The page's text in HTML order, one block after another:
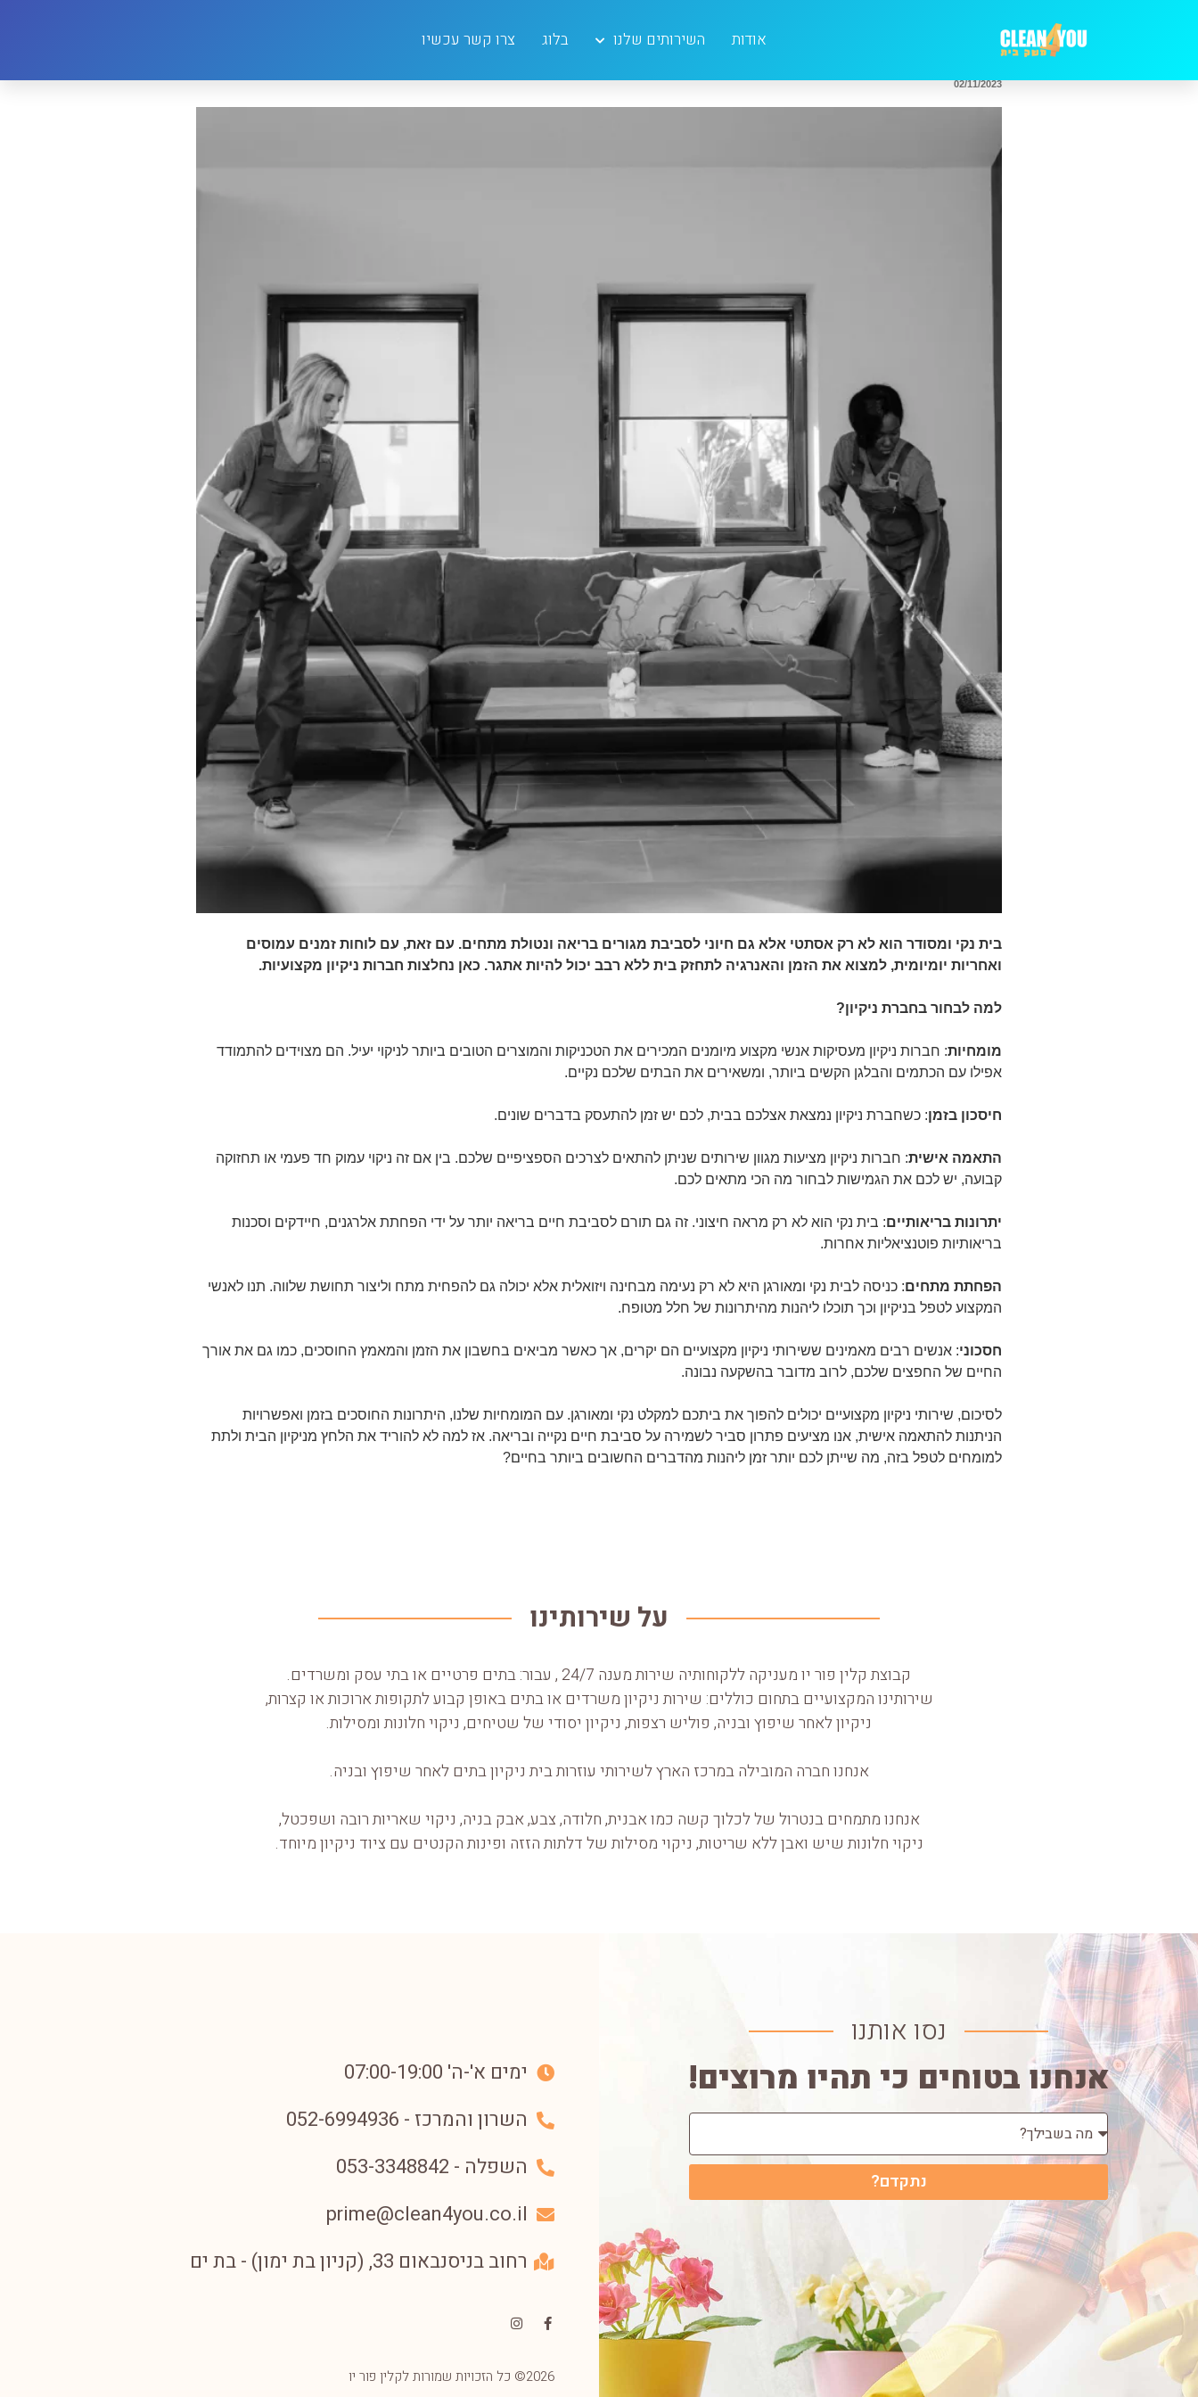
אודות השירותים שלנו בלוג צרו קשר עכשיו
02/11/2023
בית נקי ומסודר הוא לא רק אסתטי אלא גם חיוני לסביבת מגורים בריאה ונטולת מתחים. עם זאת, עם לוחות זמנים עמוסים
ואחריות יומיומית, למצוא את הזמן והאנרגיה לתחזק בית ללא רבב יכול להיות אתגר. כאן נחלצות חברות ניקיון מקצועיות.
למה לבחור בחברת ניקיון?
מומחיות: חברות ניקיון מעסיקות אנשי מקצוע מיומנים המכירים את הטכניקות והמוצרים הטובים ביותר לניקוי יעיל. הם מצוידים להתמודד
אפילו עם הכתמים והבלגן הקשים ביותר, ומשאירים את הבתים שלכם נקיים.
חיסכון בזמן: כשחברת ניקיון נמצאת אצלכם בבית, לכם יש זמן להתעסק בדברים שונים.
התאמה אישית: חברות ניקיון מציעות מגוון שירותים שניתן להתאים לצרכים הספציפיים שלכם. בין אם זה ניקוי עמוק חד פעמי או תחזוקה
קבועה, יש לכם את הגמישות לבחור מה הכי מתאים לכם.
יתרונות בריאותיים: בית נקי הוא לא רק מראה חיצוני. זה גם תורם לסביבת חיים בריאה יותר על ידי הפחתת אלרגנים, חיידקים וסכנות
בריאותיות פוטנציאליות אחרות.
הפחתת מתחים: כניסה לבית נקי ומאורגן היא לא רק נעימה מבחינה ויזואלית אלא יכולה גם להפחית מתח וליצור תחושת שלווה. תנו לאנשי
המקצוע לטפל בניקיון וכך תוכלו ליהנות מהיתרונות של חלל מטופח.
חסכוני: אנשים רבים מאמינים ששירותי ניקיון מקצועיים הם יקרים, אך כאשר מביאים בחשבון את הזמן והמאמץ החוסכים, כמו גם את אורך
החיים של החפצים שלכם, לרוב מדובר בהשקעה נבונה.
לסיכום, שירותי ניקיון מקצועיים יכולים להפוך את ביתכם למקלט נקי ומאורגן. עם המומחיות שלנו, היתרונות החוסכים בזמן ואפשרויות
הניתנות להתאמה אישית, אנו מציעים פתרון סביר לשמירה על סביבת חיים נקייה ובריאה. אז למה לא להוריד את הלחץ מניקיון הבית ולתת
למומחים לטפל בזה, מה שייתן לכם יותר זמן ליהנות מהדברים החשובים ביותר בחיים?
על שירותינו
קבוצת קלין פור יו מעניקה ללקוחותיה שירות מענה 24/7 , עבור: בתים פרטיים או בתי עסק ומשרדים.
שירותינו המקצועיים בתחום כוללים: שירות ניקיון משרדים או בתים באופן קבוע לתקופות ארוכות או קצרות,
ניקיון לאחר שיפוץ ובניה, פוליש רצפות, ניקיון יסודי של שטיחים, ניקוי חלונות ומסילות.
אנחנו חברה המובילה במרכז הארץ לשירותי עוזרות בית ניקיון בתים לאחר שיפוץ ובניה.
אנחנו מתמחים בנטרול של לכלוך קשה כמו אבנית, חלודה, צבע, אבק בניה, ניקוי שאריות רובה ושפכטל,
ניקוי חלונות שיש ואבן ללא שריטות, ניקוי מסילות של דלתות הזזה ופינות הקנטים עם ציוד ניקיון מיוחד.
נסו אותנו
אנחנו בטוחים כי תהיו מרוצים!
נתקדם?
ימים א'-ה' 07:00-19:00
השרון והמרכז - 052-6994936⁩
השפלה - 053-3348842⁩
prime@clean4you.co.il
רחוב בניסנבאום 33, (קניון בת ימון) - בת ים
2026© כל הזכויות שמורות לקלין פור יו